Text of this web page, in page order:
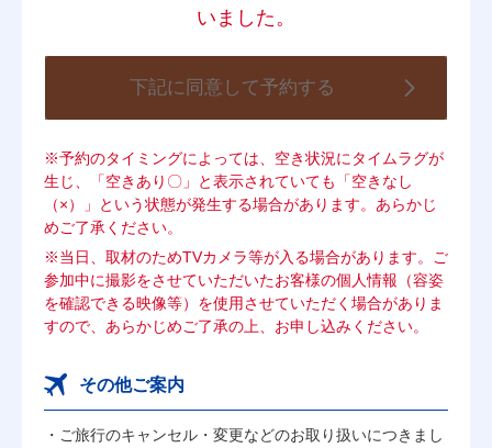
いました。
下記に同意して予約する
※予約のタイミングによっては、空き状況にタイムラグが
生じ、「空きあり〇」と表示されていても「空きなし
（×）」という状態が発生する場合があります。あらかじ
めご了承ください。
※当日、取材のためTVカメラ等が入る場合があります。ご
参加中に撮影をさせていただいたお客様の個人情報（容姿
を確認できる映像等）を使用させていただく場合がありま
すので、あらかじめご了承の上、お申し込みください。
その他ご案内
ご旅行のキャンセル・変更などのお取り扱いにつきまし